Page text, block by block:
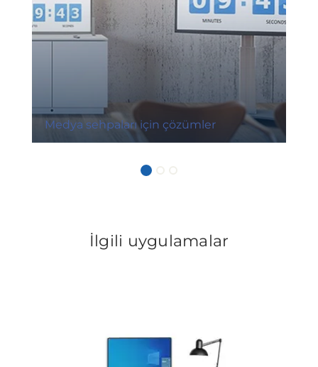
Medya sehpaları için çözümler
İlgili uygulamalar